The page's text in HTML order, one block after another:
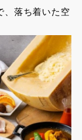
、落ち着いた空